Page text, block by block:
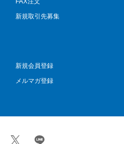
新規取引先募集
新規会員登録
メルマガ登録